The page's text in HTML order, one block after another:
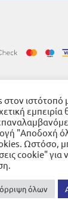
-
& EMDI
ιστότοπό
εμπειρία
"Αποδοχή
Ωστόσο,
cookie"
όλων